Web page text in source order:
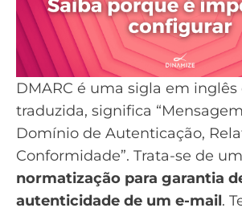
DMARC é uma sigla em inglês
traduzida, significa
Domínio de Autenticação,
Conformidade”. Trata-se de
normatização para garantia
autenticidade de um e-mail.